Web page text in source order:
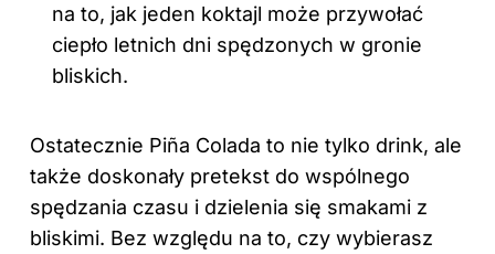
na to, jak jeden koktajl może przywołać
ciepło letnich dni spędzonych w gronie
bliskich.
Ostatecznie Piña Colada to nie tylko drink, ale
także doskonały pretekst do wspólnego
spędzania czasu i dzielenia się smakami z
bliskimi. Bez względu na to, czy wybierasz